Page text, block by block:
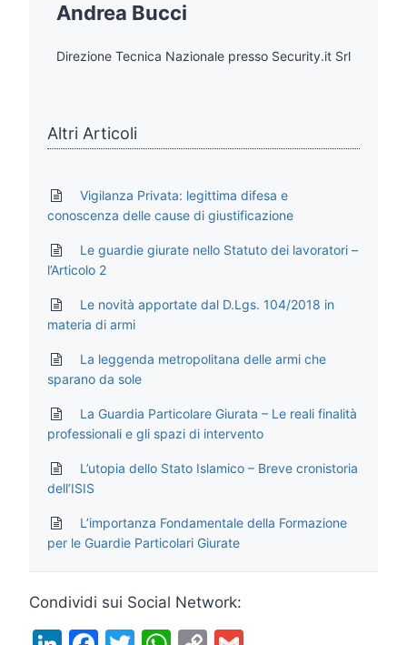
Andrea Bucci
Direzione Tecnica Nazionale presso Security.it Srl
Altri Articoli
Vigilanza Privata: legittima difesa e
conoscenza delle cause di giustificazione
Le guardie giurate nello Statuto dei lavoratori –
l’Articolo 2
Le novità apportate dal D.Lgs. 104/2018 in
materia di armi
La leggenda metropolitana delle armi che
sparano da sole
La Guardia Particolare Giurata – Le reali finalità
professionali e gli spazi di intervento
L’utopia dello Stato Islamico – Breve cronistoria
dell’ISIS
L’importanza Fondamentale della Formazione
per le Guardie Particolari Giurate
Condividi sui Social Network: